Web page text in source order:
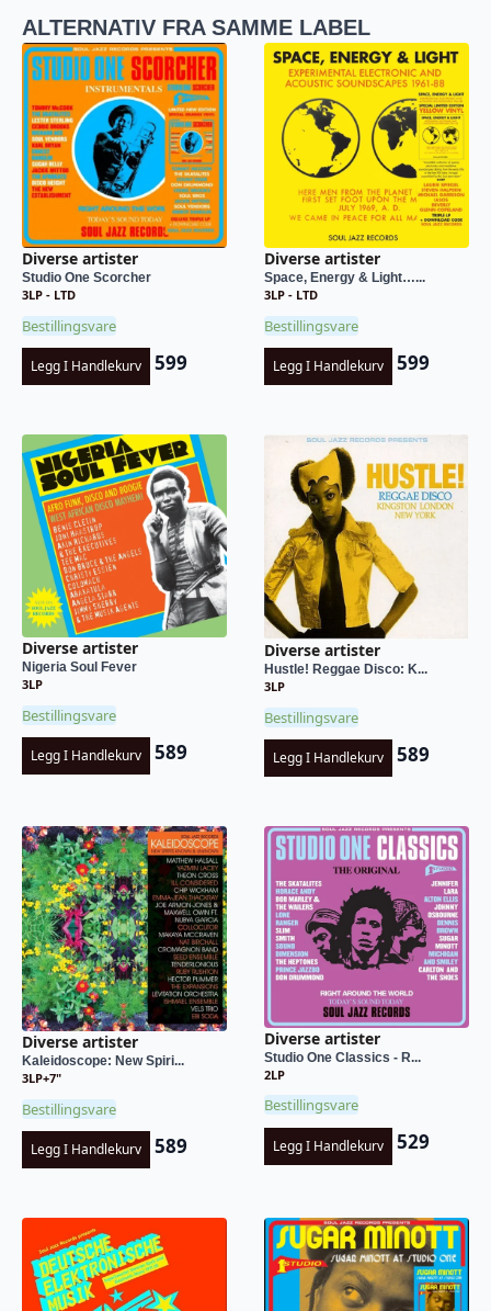
ALTERNATIV FRA SAMME LABEL
Diverse artister
Studio One Scorcher
3LP - LTD
Bestillingsvare
Legg I Handlekurv 599
Diverse artister
Space, Energy & Light…...
3LP - LTD
Bestillingsvare
Legg I Handlekurv 599
Diverse artister
Nigeria Soul Fever
3LP
Bestillingsvare
Legg I Handlekurv 589
Diverse artister
Hustle! Reggae Disco: K...
3LP
Bestillingsvare
Legg I Handlekurv 589
Diverse artister
Kaleidoscope: New Spiri...
3LP+7"
Bestillingsvare
Legg I Handlekurv 589
Diverse artister
Studio One Classics - R...
2LP
Bestillingsvare
Legg I Handlekurv 529